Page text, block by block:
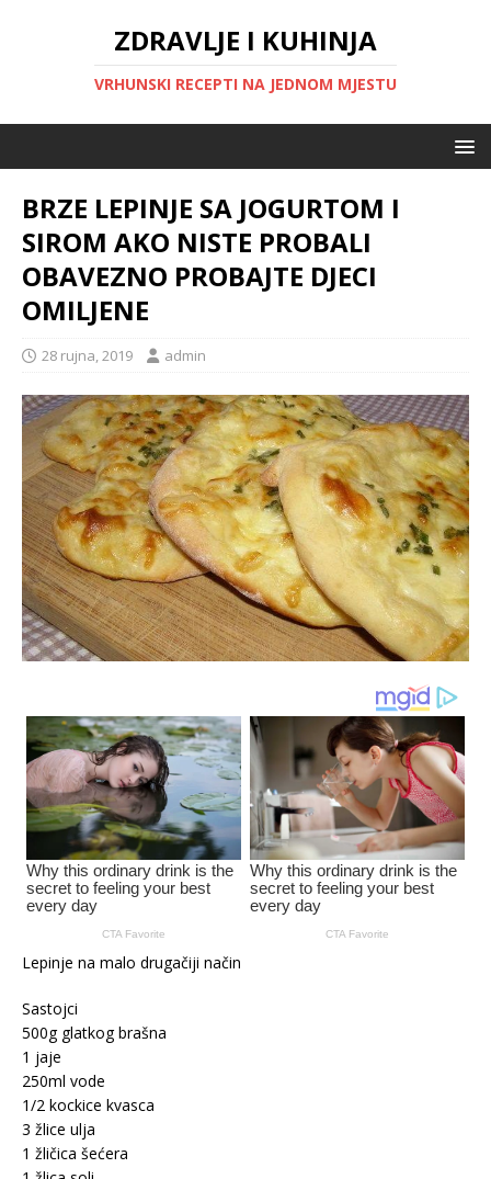
ZDRAVLJE I KUHINJA
VRHUNSKI RECEPTI NA JEDNOM MJESTU
BRZE LEPINJE SA JOGURTOM I
SIROM AKO NISTE PROBALI
OBAVEZNO PROBAJTE DJECI
OMILJENE
28 rujna, 2019 admin
Lepinje na malo drugačiji način
Sastojci
500g glatkog brašna
1 jaje
250ml vode
1/2 kockice kvasca
3 žlice ulja
1 žličica šećera